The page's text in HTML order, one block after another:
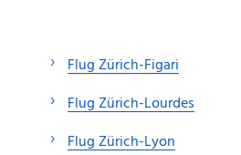
Flug Zürich-Figari
Flug Zürich-Lourdes
Flug Zürich-Lyon